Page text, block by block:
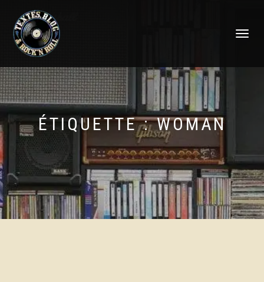
DÉPLIER
ÉTIQUETTE :WOMAN